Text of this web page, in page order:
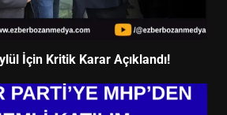
İçin Kritik Karar Açıklandı!